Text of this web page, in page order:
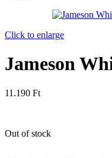
Click to enlarge
Jameson
11.190 Ft
Out of stock